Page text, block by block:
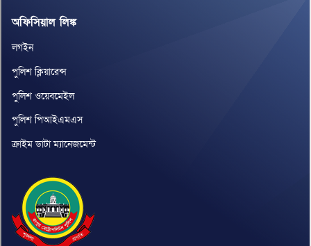
অফিসিয়াল লিঙ্ক
লগইন
পুলিশ ক্লিয়ারেন্স
পুলিশ ওয়েবমেইল
পুলিশ পিআইএমএস
ক্রাইম ডাটা ম্যানেজমেন্ট